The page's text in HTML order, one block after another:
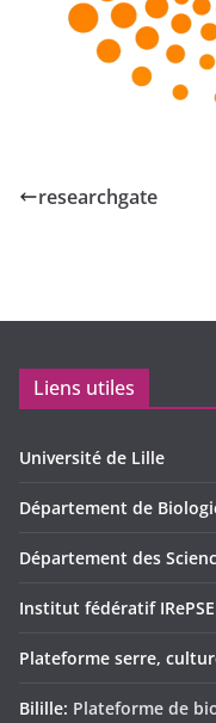
researchgate
Liens utiles
Université de Lille
Département de
Département des
Institut fédératif IRePSE
Plateforme serre,
Bilille: Plateforme de